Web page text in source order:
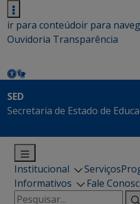
ir para conteúdoir para
Ouvidoria Transparência
SED
Secretaria de Estado de
Institucional Serviços
Informativos
Fale
Pesquisar